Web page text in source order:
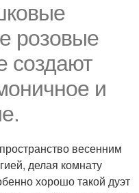
розовые
создают
и
весенним
делая комнату
хорошо такой дуэт